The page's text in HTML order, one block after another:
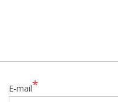
E-mail*